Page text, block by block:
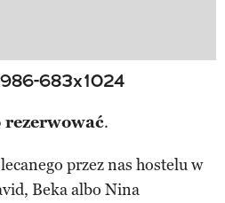
683x1024
rezerwować.
przez nas hostelu w
Beka albo Nina